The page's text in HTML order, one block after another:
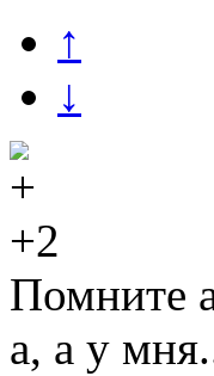
↑
↓
+2
Помните
а, а у